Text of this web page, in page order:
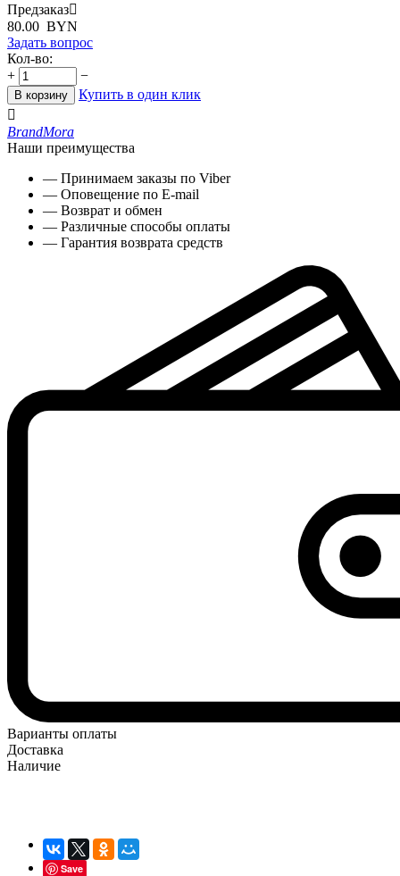
Предзаказ
80.00 BYN
Задать вопрос
Кол-во:
+
−
В корзину
Купить в один клик

BrandMora
Наши преимущества
— Принимаем заказы по Viber
— Оповещение по E-mail
— Возврат и обмен
— Различные способы оплаты
— Гарантия возврата средств
Варианты оплаты
Доставка
Наличие
Save